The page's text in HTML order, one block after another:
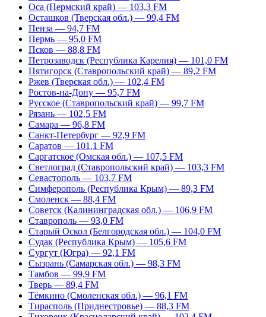
Оса (Пермский край) — 103,3 FM
Осташков (Тверская обл.) — 99,4 FM
Пенза — 94,7 FM
Пермь — 95,0 FM
Псков — 88,8 FM
Петрозаводск (Республика Карелия) — 101,0 FM
Пятигорск (Ставропольский край) — 89,2 FM
Ржев (Тверская обл.) — 102,4 FM
Ростов-на-Дону — 95,7 FM
Русское (Ставропольский край) — 99,7 FM
Рязань — 102,5 FM
Самара — 96,8 FM
Санкт-Петербург — 92,9 FM
Саратов — 101,1 FM
Саргатское (Омская обл.) — 107,5 FM
Светлоград (Ставропольский край) — 103,3 FM
Севастополь — 103,7 FM
Симферополь (Республика Крым) — 89,3 FM
Смоленск — 88,4 FM
Советск (Калининградская обл.) — 106,9 FM
Ставрополь — 93,0 FM
Старый Оскол (Белгородская обл.) — 104,0 FM
Судак (Республика Крым) — 105,6 FM
Сургут (Югра) — 92,1 FM
Сызрань (Самарская обл.) — 98,3 FM
Тамбов — 99,9 FM
Тверь — 89,4 FM
Тёмкино (Смоленская обл.) — 96,1 FM
Тирасполь (Приднестровье) — 88,3 FM